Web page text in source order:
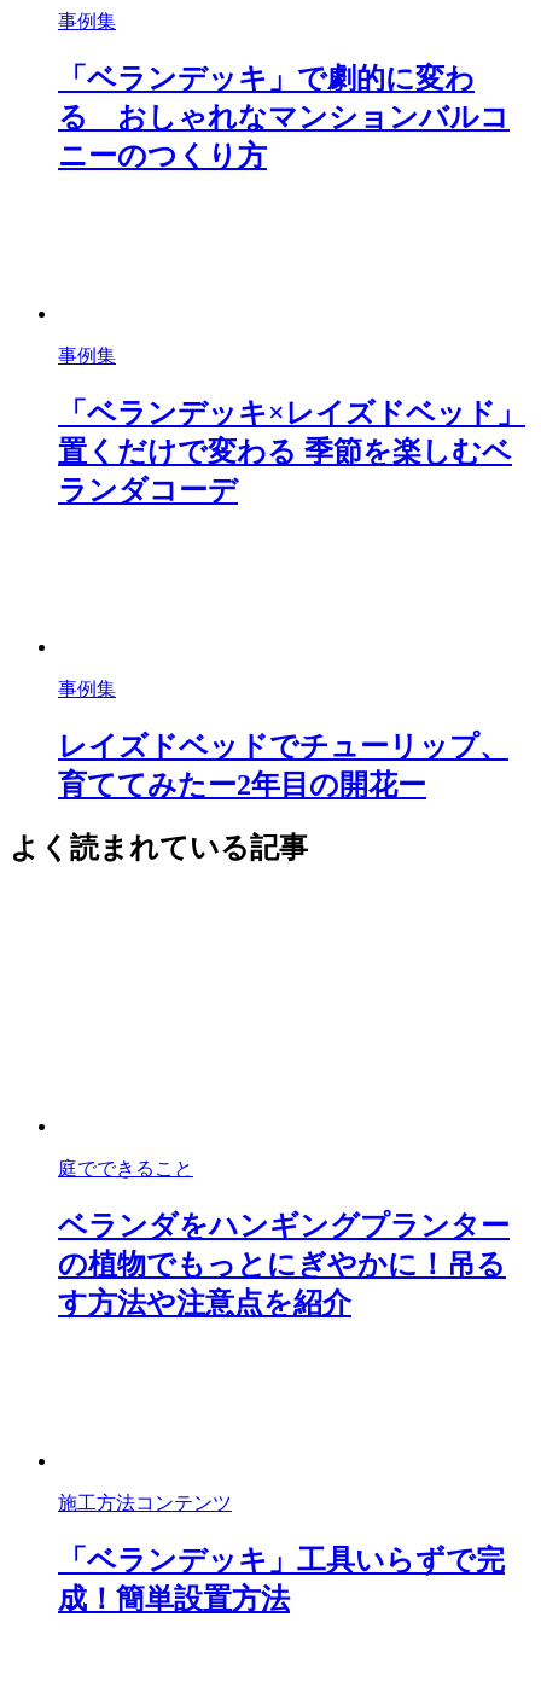
事例集
「ベランデッキ」で劇的に変わ
る おしゃれなマンションバルコ
ニーのつくり方
事例集
「ベランデッキ×レイズドベッド」
置くだけで変わる 季節を楽しむベ
ランダコーデ
事例集
レイズドベッドでチューリップ、
育ててみたー2年目の開花ー
よく読まれている記事
庭でできること
ベランダをハンギングプランター
の植物でもっとにぎやかに！吊る
す方法や注意点を紹介
施工方法コンテンツ
「ベランデッキ」工具いらずで完
成！簡単設置方法